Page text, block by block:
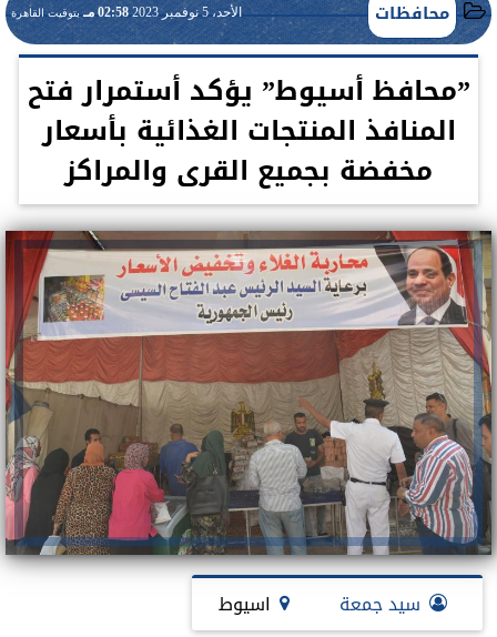
محافظات الأحد، 5 نوفمبر 2023 02:58 مـ بتوقيت القاهرة
”محافظ أسيوط” يؤكد أستمرار فتح
المنافذ المنتجات الغذائية بأسعار
مخفضة بجميع القرى والمراكز
سيد جمعة اسيوط